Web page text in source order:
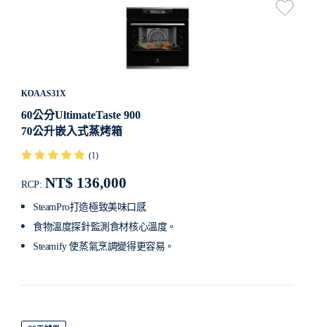
KOAAS31X
60公分UltimateTaste 900
70公升嵌入式蒸烤箱
(1)
RCP: NT$ 136,000
SteamPro打造極致美味口感
食物溫度探針監測食材核心溫度。
Steamify 使蒸氣烹調變得更容易。